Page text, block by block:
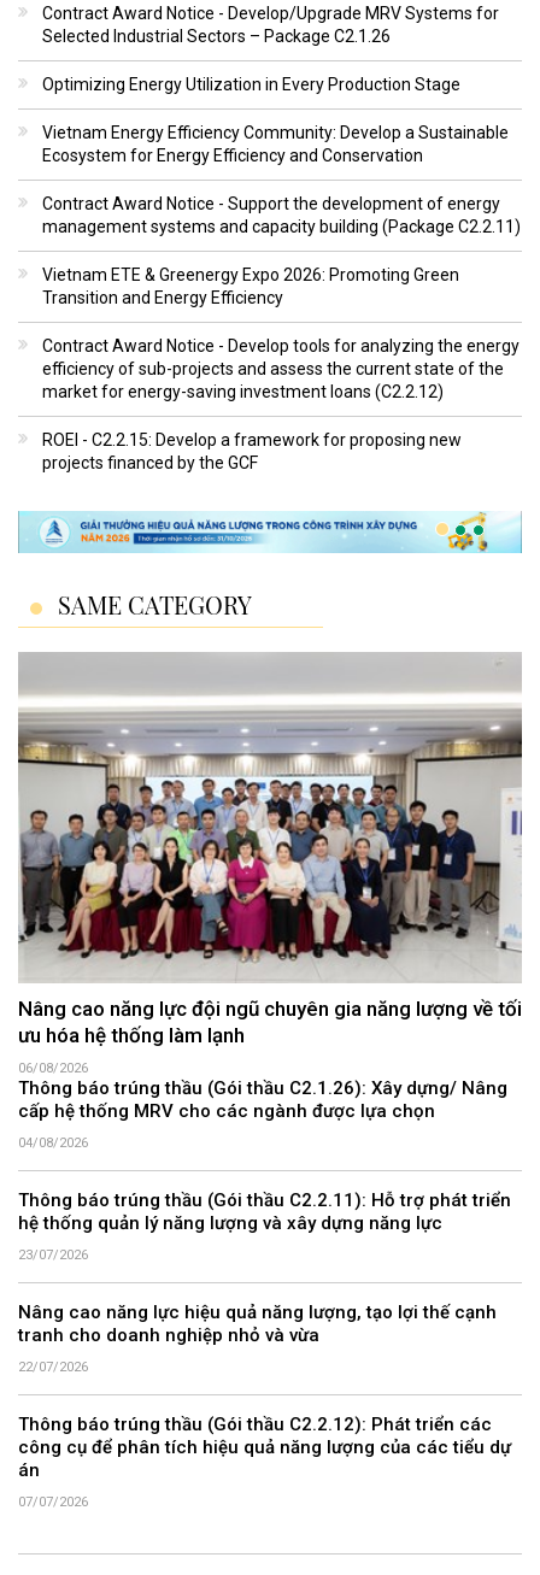
Contract Award Notice - Develop/Upgrade MRV Systems for
Selected Industrial Sectors – Package C2.1.26
Optimizing Energy Utilization in Every Production Stage
Vietnam Energy Efficiency Community: Develop a Sustainable
Ecosystem for Energy Efficiency and Conservation
Contract Award Notice - Support the development of energy
management systems and capacity building (Package C2.2.11)
Vietnam ETE & Greenergy Expo 2026: Promoting Green
Transition and Energy Efficiency
Contract Award Notice - Develop tools for analyzing the energy
efficiency of sub-projects and assess the current state of the
market for energy-saving investment loans (C2.2.12)
ROEI - C2.2.15: Develop a framework for proposing new
projects financed by the GCF
SAME CATEGORY
Nâng cao năng lực đội ngũ chuyên gia năng lượng về tối
ưu hóa hệ thống làm lạnh
06/08/2026
Thông báo trúng thầu (Gói thầu C2.1.26): Xây dựng/ Nâng
cấp hệ thống MRV cho các ngành được lựa chọn
04/08/2026
Thông báo trúng thầu (Gói thầu C2.2.11): Hỗ trợ phát triển
hệ thống quản lý năng lượng và xây dựng năng lực
23/07/2026
Nâng cao năng lực hiệu quả năng lượng, tạo lợi thế cạnh
tranh cho doanh nghiệp nhỏ và vừa
22/07/2026
Thông báo trúng thầu (Gói thầu C2.2.12): Phát triển các
công cụ để phân tích hiệu quả năng lượng của các tiểu dự
án
07/07/2026